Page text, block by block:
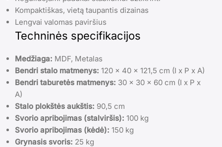
Kompaktiškas, vietą taupantis dizainas
Lengvai valomas paviršius
Techninės specifikacijos
Medžiaga: MDF, Metalas
Bendri stalo matmenys: 120 x 40 x 121,5 cm (I x P x A)
Bendri taburetės matmenys: 30 x 30 x 60 cm (I x P x
A)
Stalo plokštės aukštis: 90,5 cm
Svorio apribojimas (stalviršis): 100 kg
Svorio apribojimas (kėdė): 150 kg
Grynasis svoris: 25 kg